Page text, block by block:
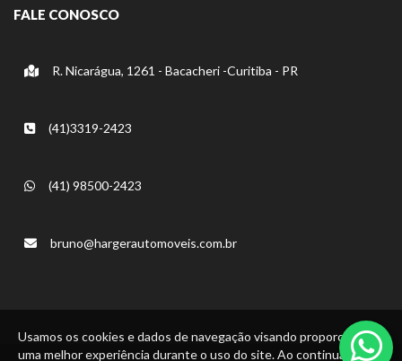
Usamos os cookies e dados de navegação visando proporcionar
uma melhor experiência durante o uso do site. Ao continuar, você
FALE CONOSCO
R. Nicarágua, 1261 - Bacacheri -Curitiba - PR
(41)3319-2423
(41) 98500-2423
bruno@hargerautomoveis.com.br